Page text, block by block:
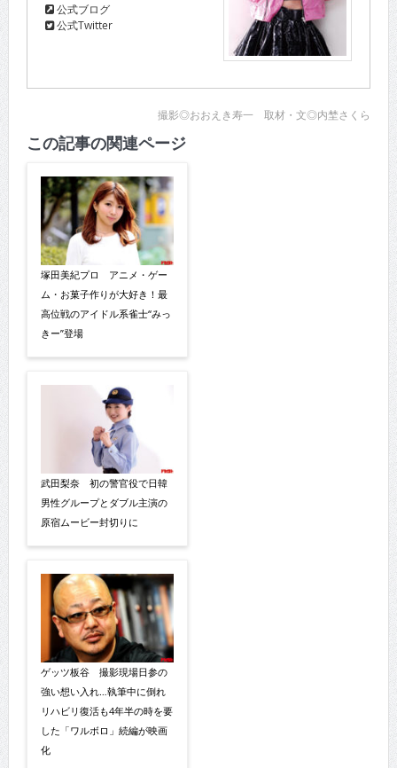
公式ブログ
公式Twitter
撮影◎おおえき寿一 取材・文◎内埜さくら
この記事の関連ページ
塚田美紀プロ アニメ・ゲー
ム・お菓子作りが大好き！最
高位戦のアイドル系雀士“みっ
きー”登場
武田梨奈 初の警官役で日韓
男性グループとダブル主演の
原宿ムービー封切りに
ゲッツ板谷 撮影現場日参の
強い想い入れ…執筆中に倒れ
リハビリ復活も4年半の時を要
した「ワルボロ」続編が映画
化